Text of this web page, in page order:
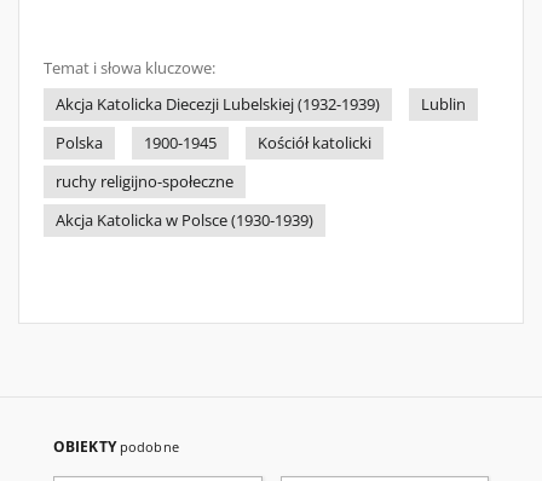
Temat i słowa kluczowe:
Akcja Katolicka Diecezji Lubelskiej (1932-1939)
Lublin
Polska
1900-1945
Kościół katolicki
ruchy religijno-społeczne
Akcja Katolicka w Polsce (1930-1939)
OBIEKTY podobne